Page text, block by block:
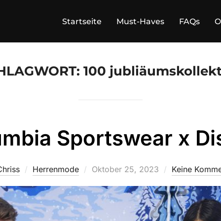
Startseite Must-Haves FAQs
100
Sportswear x
Herrenmode
Veröffentlicht
Oktober 25, 2023 Keine